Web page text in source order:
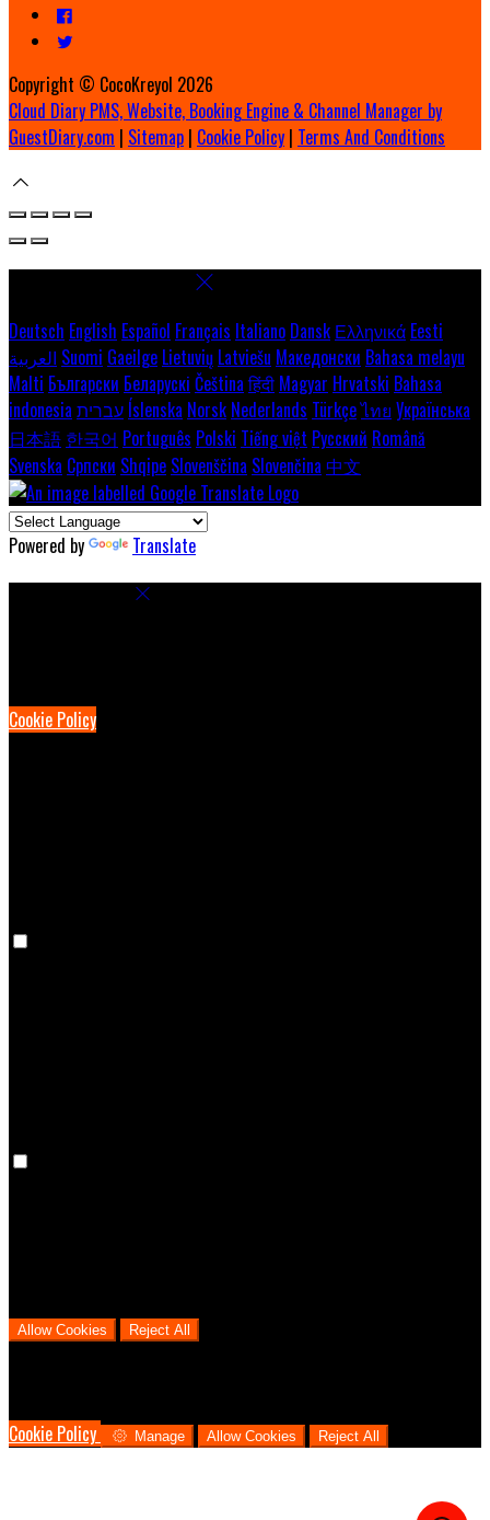
Copyright © CocoKreyol 2026
Cloud Diary PMS, Website, Booking Engine & Channel Manager by
GuestDiary.com | Sitemap | Cookie Policy | Terms And Conditions
Deutsch English Español Français Italiano Dansk Ελληνικά Eesti
العربية Suomi Gaeilge Lietuvių Latviešu Македонски Bahasa melayu
Malti Български Беларускі Čeština हिंदी Magyar Hrvatski Bahasa
indonesia עברית Íslenska Norsk Nederlands Türkçeไทย Українська
日本語 한국어 Português Polski Tiếng việt Русский Română
Svenska Српски Shqipe Slovenščina Slovenčina 中文
Powered by Translate
Cookie Policy
Allow Cookies Reject All
Cookie Policy
Manage Allow Cookies Reject All